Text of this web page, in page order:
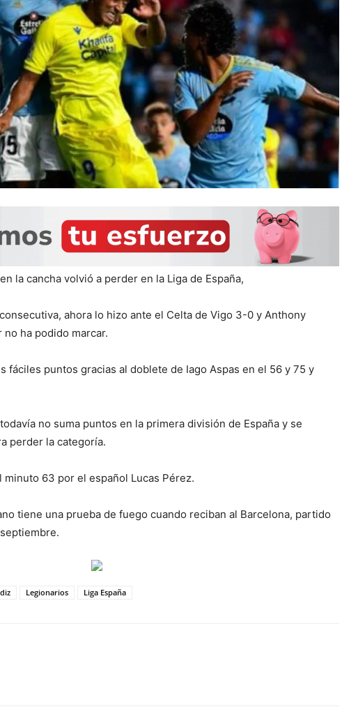
la cancha volvió a perder en la Liga de España,
ahora lo hizo ante el Celta de Vigo 3-0 y Anthony
ha podido marcar.
fáciles puntos gracias al doblete de Iago Aspas en el 56 y 75 y
no suma puntos en la primera división de España y se
perder la categoría.
63 por el español Lucas Pérez.
tiene una prueba de fuego cuando reciban al Barcelona, partido
Legionarios Liga España